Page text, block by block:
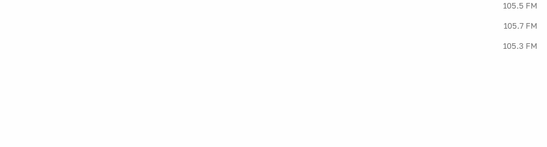
105.5 FM
105.7 FM
105.3 FM